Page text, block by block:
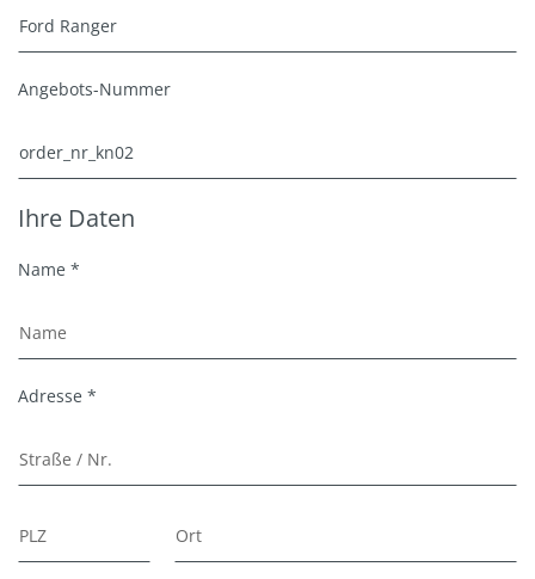
Angebots-Nummer
Ihre Daten
Name *
Adresse *